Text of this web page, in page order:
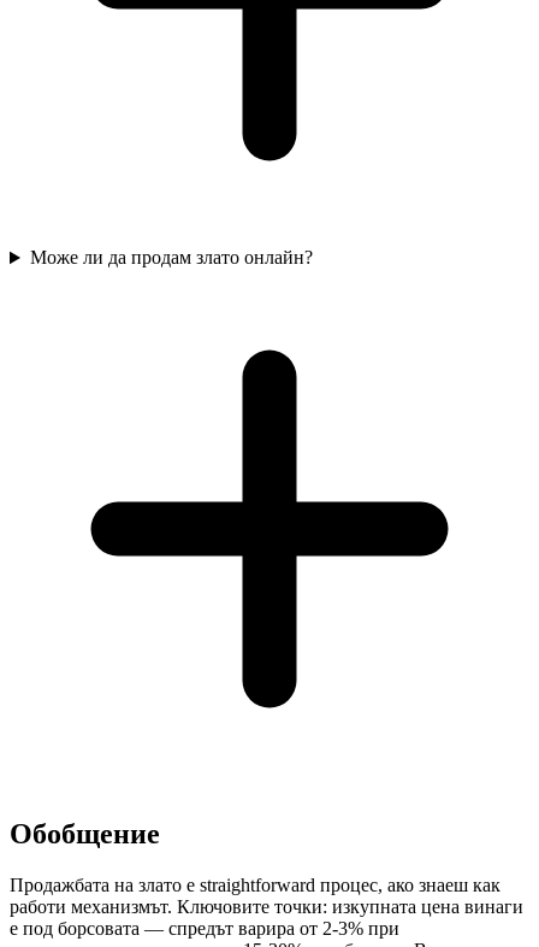
Може ли да продам злато онлайн?
Обобщение
Продажбата на злато е straightforward процес, ако знаеш как
работи механизмът. Ключовите точки: изкупната цена винаги
е под борсовата — спредът варира от 2-3% при